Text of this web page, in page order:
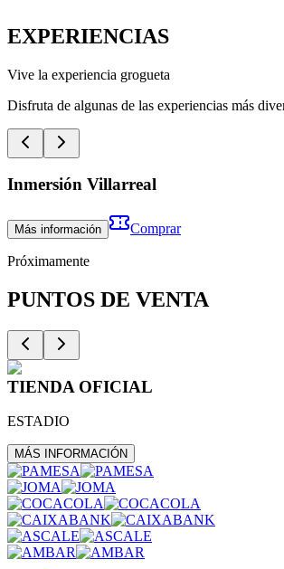
EXPERIENCIAS
Vive la experiencia grogueta
Disfruta de algunas de las experiencias más
Inmersión Villarreal
Más información Comprar
Próximamente
PUNTOS DE VENTA
TIENDA OFICIAL
ESTADIO
MÁS INFORMACIÓN